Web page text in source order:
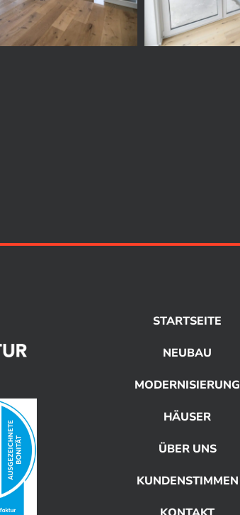
STARTSEITE
NEUBAU
MODERNISIERUNG
HÄUSER
ÜBER UNS
KUNDENSTIMMEN